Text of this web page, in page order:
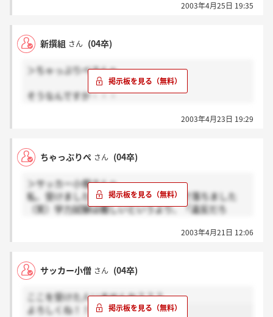
2003年4月25日 19:35
新撰組 さん (04卒)
＞ちゃっぷりぺさんへ
そうなんですか・・・
私は25日に東京のほうで試験があるので頑張ってみた
2003年4月23日 19:29
ちゃっぷりぺ さん (04卒)
＞サッカー小僧さんへ
私、受けました。がっ！見事学力試験で落ちました
（笑）学力試験は難しいというより、「違反だろ
1つ出題問題が間違ってて、そこを選んで解答した人
なかった私はどーなるの？運良くその問題を選んでた
人はラッキーってこと？大学入試ミスと同じですよ、
2003年4月21日 12:06
サッカー小僧 さん (04卒)
ここを受けた人いませんか？？？
よろしくね！！